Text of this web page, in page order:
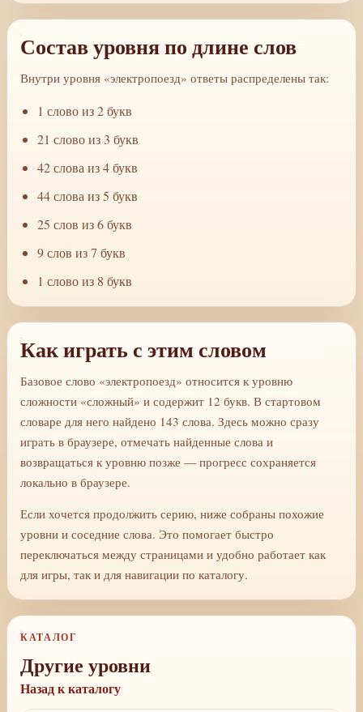
Состав уровня по длине слов
Внутри уровня «электропоезд» ответы распределены так:
1 слово из 2 букв
21 слово из 3 букв
42 слова из 4 букв
44 слова из 5 букв
25 слов из 6 букв
9 слов из 7 букв
1 слово из 8 букв
Как играть с этим словом
Базовое слово «электропоезд» относится к уровню
сложности «сложный» и содержит 12 букв. В стартовом
словаре для него найдено 143 слова. Здесь можно сразу
играть в браузере, отмечать найденные слова и
возвращаться к уровню позже — прогресс сохраняется
локально в браузере.
Если хочется продолжить серию, ниже собраны похожие
уровни и соседние слова. Это помогает быстро
переключаться между страницами и удобно работает как
для игры, так и для навигации по каталогу.
КАТАЛОГ
Другие уровни
Назад к каталогу